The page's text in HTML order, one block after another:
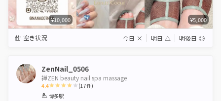
¥10,000 ¥5,000
空き状況 今日 × 明日 △ 明後日 ◎
ZenNail_0506
禅ZEN beauty nail spa massage
4.4
1 2 3
(17件)
博多駅